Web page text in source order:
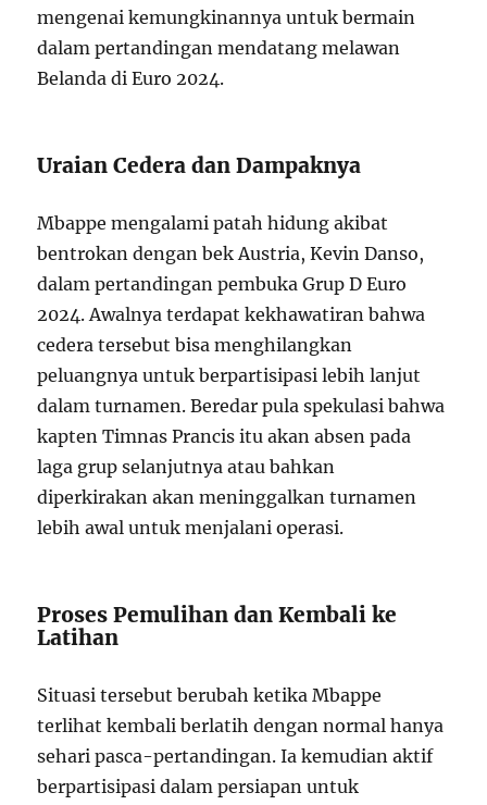
mengenai kemungkinannya untuk bermain
dalam pertandingan mendatang melawan
Belanda di Euro 2024.
Uraian Cedera dan Dampaknya
Mbappe mengalami patah hidung akibat
bentrokan dengan bek Austria, Kevin Danso,
dalam pertandingan pembuka Grup D Euro
2024. Awalnya terdapat kekhawatiran bahwa
cedera tersebut bisa menghilangkan
peluangnya untuk berpartisipasi lebih lanjut
dalam turnamen. Beredar pula spekulasi bahwa
kapten Timnas Prancis itu akan absen pada
laga grup selanjutnya atau bahkan
diperkirakan akan meninggalkan turnamen
lebih awal untuk menjalani operasi.
Proses Pemulihan dan Kembali ke
Latihan
Situasi tersebut berubah ketika Mbappe
terlihat kembali berlatih dengan normal hanya
sehari pasca-pertandingan. Ia kemudian aktif
berpartisipasi dalam persiapan untuk